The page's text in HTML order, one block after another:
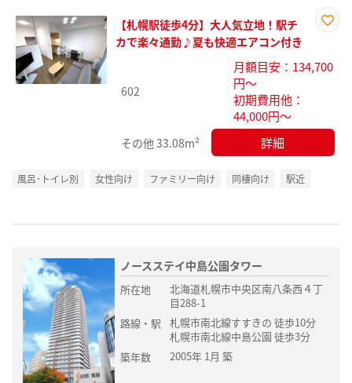
り登
【札幌駅徒歩4分】大人気立地！駅チ
カで楽々通勤♪夏も快適エアコン付き
602
月額目安：134,700
円～
初期費用他：
44,000円～
その他 33.08m² 詳細
風呂･トイレ別 女性向け ファミリー向け 同棲向け 駅近
ノースステイ中島公園タワー
所在地
北海道札幌市中央区南八条西４丁
目288-1
路線・駅
札幌市南北線すすきの 徒歩10分
札幌市南北線中島公園 徒歩3分
築年数
2005年 1月 築